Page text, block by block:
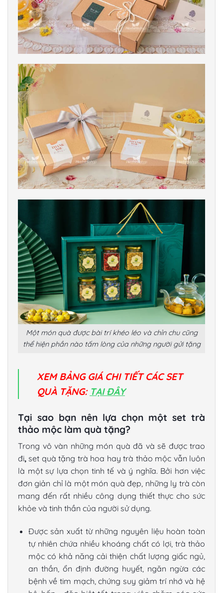
Một món quà được bài trí khéo léo và chỉn chu cũng
thể hiện phần nào tấm lòng của những người gửi tặng
XEM BẢNG GIÁ CHI TIẾT CÁC SET
QUÀ TẶNG: TẠI ĐÂY
Tại sao bạn nên lựa chọn một set trà
thảo mộc làm quà tặng?
Trong vô vàn những món quà đã và sẽ được trao
đi, set quà tặng trà hoa hay trà thảo mộc vẫn luôn
là một sự lựa chọn tinh tế và ý nghĩa. Bởi hơn việc
đơn giản chỉ là một món quà đẹp, những ly trà còn
mang đến rất nhiều công dụng thiết thực cho sức
khỏe và tinh thần của người sử dụng.
Được sản xuất từ những nguyên liệu hoàn toàn
tự nhiên chứa nhiều khoáng chất có lợi, trà thảo
mộc có khả năng cải thiện chất lượng giấc ngủ,
an thần, ổn định đường huyết, ngăn ngừa các
bệnh về tim mạch, chứng suy giảm trí nhớ và hệ